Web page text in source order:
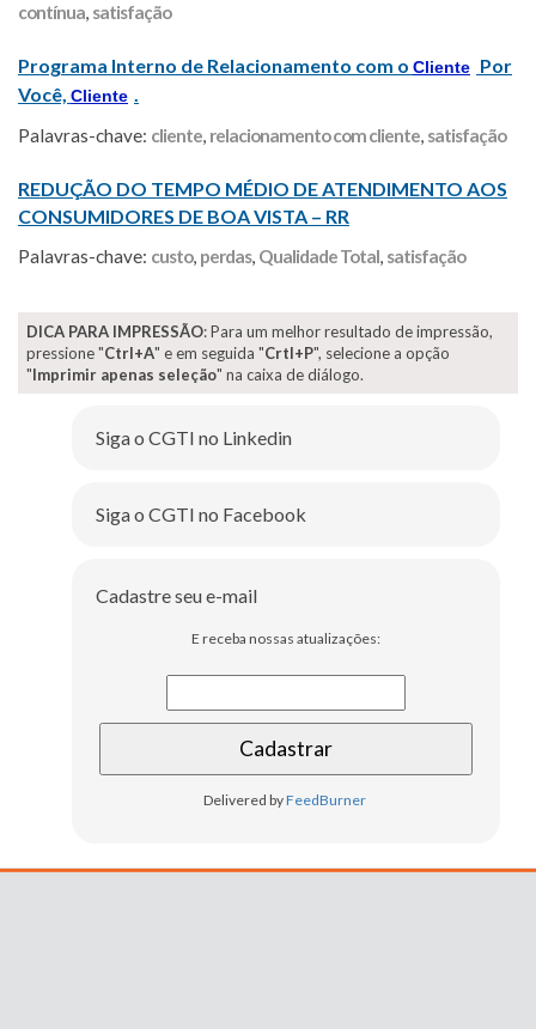
contínua, satisfação
Programa Interno de Relacionamento com o Cliente Por
Você, Cliente .
Palavras-chave: cliente, relacionamento com cliente, satisfação
REDUÇÃO DO TEMPO MÉDIO DE ATENDIMENTO AOS
CONSUMIDORES DE BOA VISTA – RR
Palavras-chave: custo, perdas, Qualidade Total, satisfação
DICA PARA IMPRESSÃO: Para um melhor resultado de impressão,
pressione "Ctrl+A" e em seguida "Crtl+P", selecione a opção
"Imprimir apenas seleção" na caixa de diálogo.
Siga o CGTI no Linkedin
Siga o CGTI no Facebook
Cadastre seu e-mail
E receba nossas atualizações:
Delivered byFeedBurner